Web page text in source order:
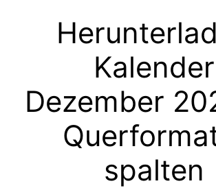
Kalender
Dezember
spalten